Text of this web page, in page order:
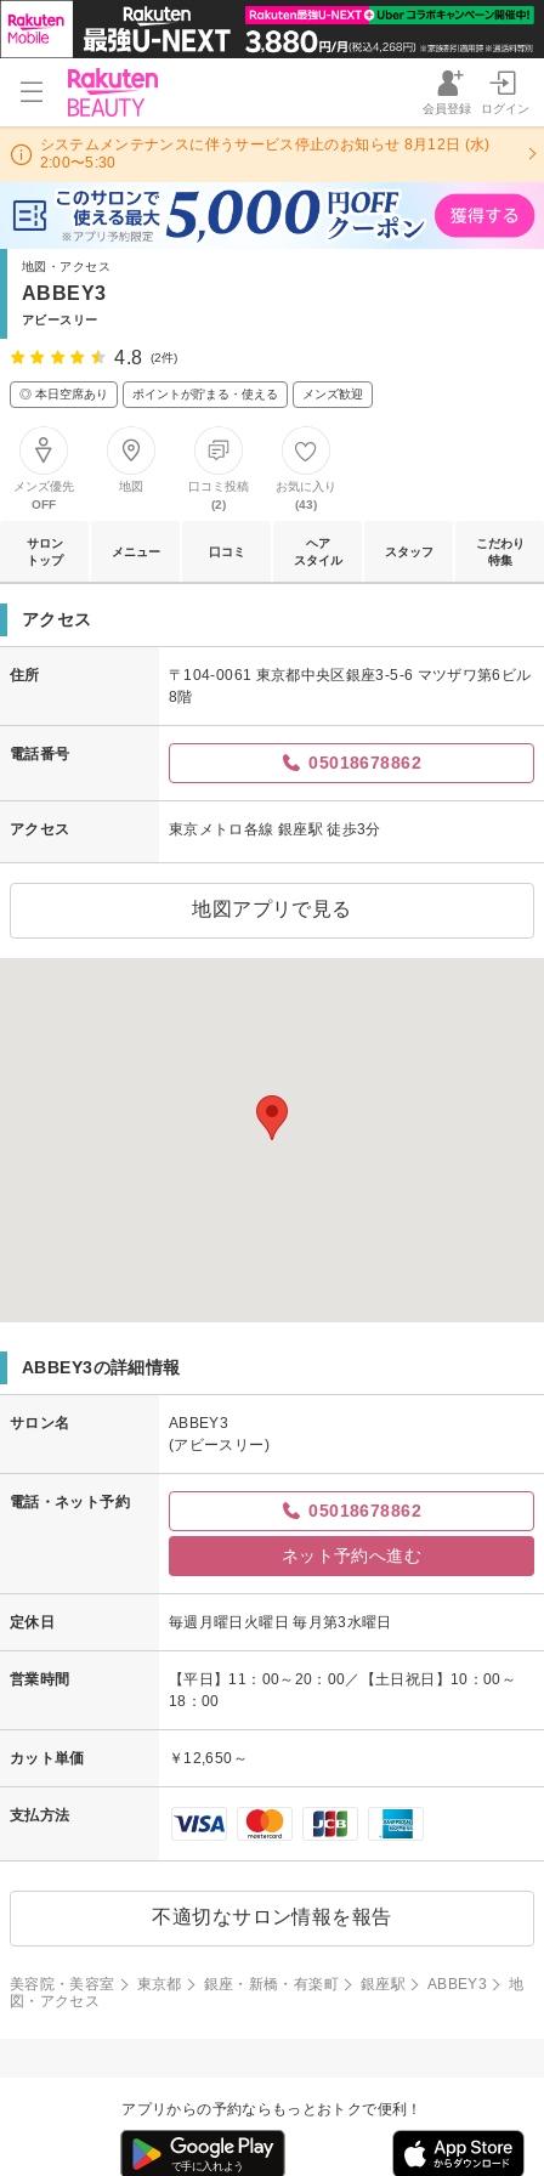
会員登録 ログイン
システムメンテナンスに伴うサービス停止のお知らせ 8月12日 (水)
2:00〜5:30
地図・アクセス
ABBEY3
アビースリー
4.8 (2件)
◎ 本日空席あり ポイントが貯まる・使える メンズ歓迎
メンズ優先
OFF
地図
口コミ投稿
(2)
お気に入り
(43)
サロン
トップ
メニュー 口コミ
ヘア
スタイル
スタッフ
こだわり
特集
アクセス
住所
〒104-0061 東京都中央区銀座3-5-6 マツザワ第6ビル
8階
電話番号 05018678862
アクセス 東京メトロ各線 銀座駅 徒歩3分
地図アプリで見る
ABBEY3の詳細情報
サロン名
ABBEY3
(アビースリー)
電話・ネット予約 05018678862
ネット予約へ進む
定休日 毎週月曜日火曜日 毎月第3水曜日
営業時間
【平日】11：00～20：00／【土日祝日】10：00～
18：00
カット単価 ￥12,650～
支払方法
不適切なサロン情報を報告
美容院・美容室 東京都 銀座・新橋・有楽町 銀座駅 ABBEY3
地
図・アクセス
アプリからの予約ならもっとおトクで便利！